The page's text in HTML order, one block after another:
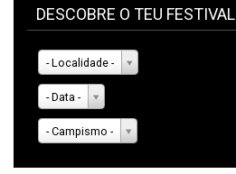
DESCOBRE O TEU FESTIVAL
- Localidade -
- Data -
- Campismo -